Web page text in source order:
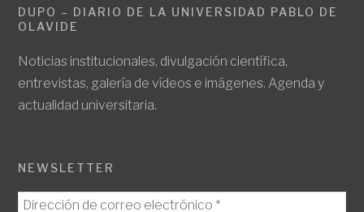
DUPO – DIARIO DE LA UNIVERSIDAD PABLO DE
OLAVIDE
Noticias institucionales, divulgación científica,
entrevistas, galería de vídeos e imágenes. Agenda y
actualidad universitaria.
NEWSLETTER